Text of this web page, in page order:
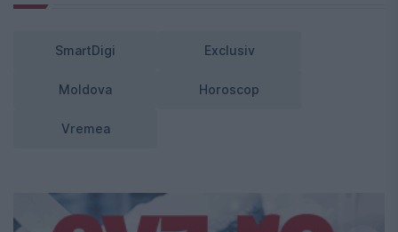
SmartDigi Exclusiv
Moldova Horoscop
Vremea